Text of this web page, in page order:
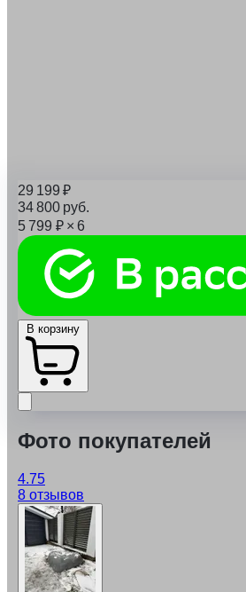
29 199 ₽
34 800 руб.
5 799 ₽ × 6
Фото покупателей
4.75
8 отзывов